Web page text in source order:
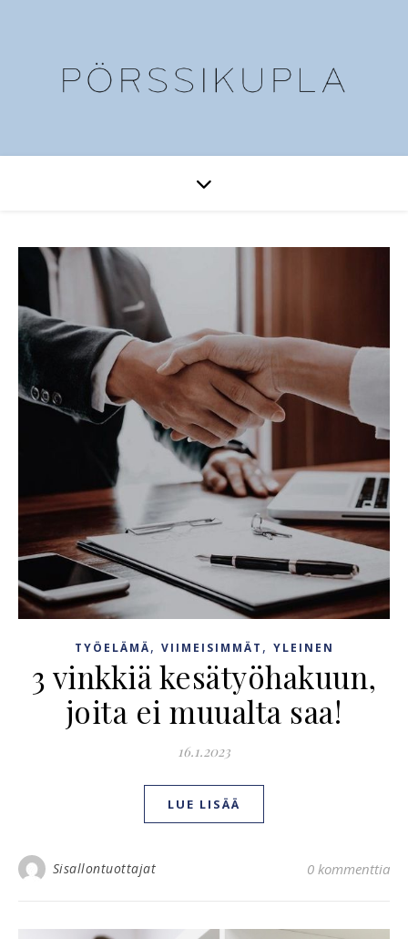
TYÖELÄMÄ, VIIMEISIMMÄT , YLEINEN
3 vinkkiä kesätyöhakuun,
joita ei muualta saa!
16.1.2023
LUE LISÄÄ
Sisallontuottajat 0 kommenttia